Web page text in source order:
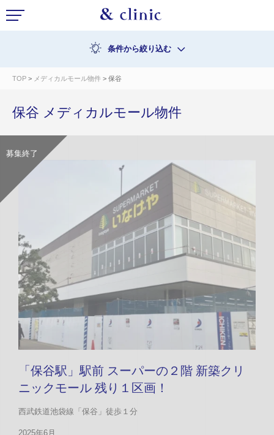
条件から絞り込む
TOP > メディカルモール物件 > 保谷
保谷 メディカルモール物件
「保谷駅」駅前 スーパーの２階 新築クリ
ニックモール 残り１区画！
西武鉄道池袋線「保谷」徒歩１分
2025年6月
募集終了